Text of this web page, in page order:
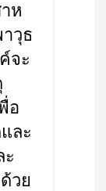
ห
วุธ
จะ
อ
ละ
วย